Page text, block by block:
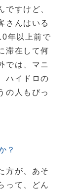
ですけど、
さんはいる
年以上前で
滞在して何
では、マニ
ハイドロの
の人もびっ
？
方が、あそ
って、どん